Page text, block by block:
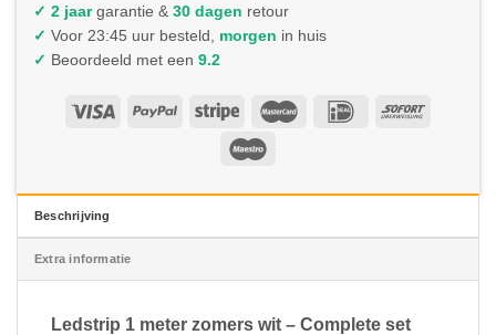
✓ 2 jaargarantie & 30 dagen retour
✓ Voor 23:45 uur besteld, morgen in huis
✓ Beoordeeld met een 9.2
Beschrijving
Extra informatie
Ledstrip 1 meter zomers wit – Complete set